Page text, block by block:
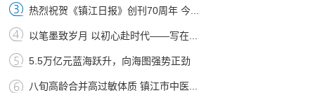
热烈祝贺《镇江日报》创刊70周年 今...
以笔墨致岁月 以初心赴时代——写在...
5.5万亿元蓝海跃升，向海图强势正劲
八旬高龄合并高过敏体质 镇江市中医...